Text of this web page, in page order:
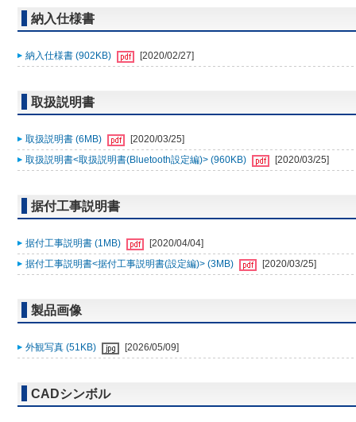
納入仕様書
納入仕様書 (902KB) [2020/02/27]
取扱説明書
取扱説明書 (6MB)
[2020/03/25]
取扱説明書<取扱説明書(Bluetooth設定編)> (960KB)
[2020/03/25]
据付工事説明書
据付工事説明書 (1MB)
[2020/04/04]
据付工事説明書<据付工事説明書(設定編)> (3MB)
[2020/03/25]
製品画像
外観写真 (51KB) [2026/05/09]
CADシンボル